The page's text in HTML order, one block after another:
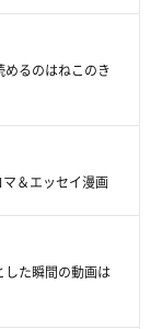
るのはねこのき
＆エッセイ漫画
た瞬間の動画は